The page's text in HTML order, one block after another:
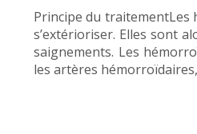
Principe du traitementLes
s’extérioriser. Elles sont
saignements. Les
les artères